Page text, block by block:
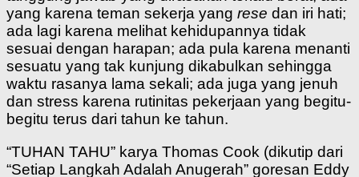
yang karena teman sekerja yang rese dan iri hati;
ada lagi karena melihat kehidupannya tidak
sesuai dengan harapan; ada pula karena menanti
sesuatu yang tak kunjung dikabulkan sehingga
waktu rasanya lama sekali; ada juga yang jenuh
dan stress karena rutinitas pekerjaan yang begitu-
begitu terus dari tahun ke tahun.
“TUHAN TAHU” karya Thomas Cook (dikutip dari
“Setiap Langkah Adalah Anugerah” goresan Eddy